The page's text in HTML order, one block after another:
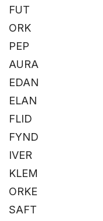
FUT
ORK
PEP
AURA
EDAN
ELAN
FLID
FYND
IVER
KLEM
ORKE
SAFT